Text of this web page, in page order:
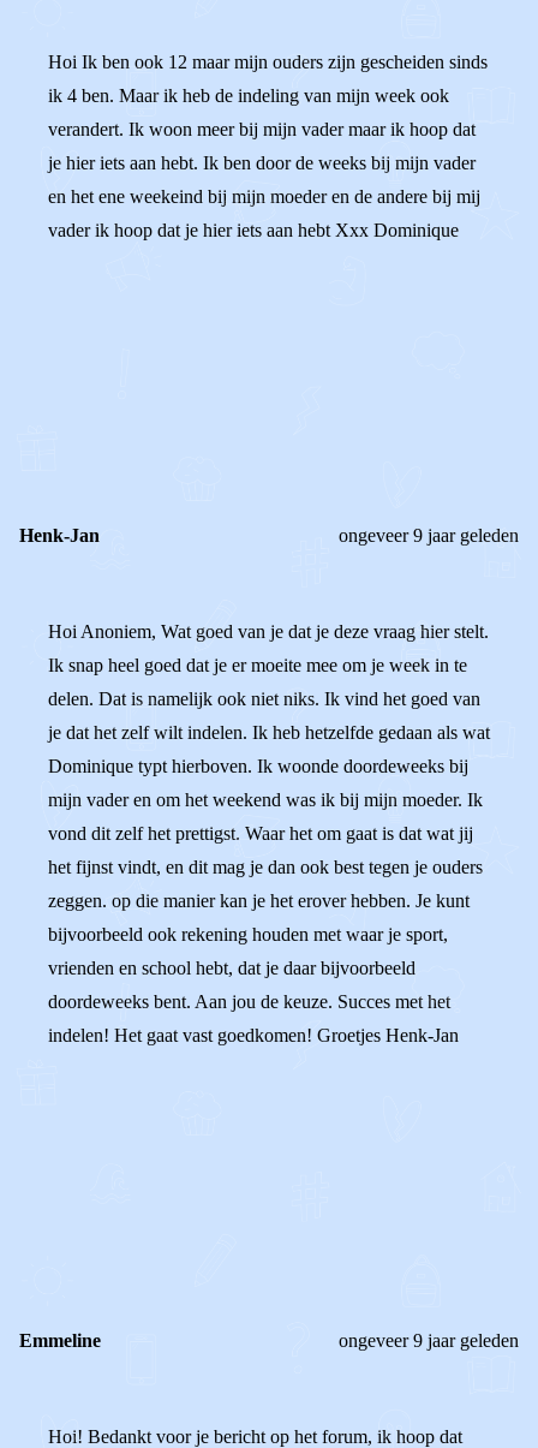
Hoi Ik ben ook 12 maar mijn ouders zijn gescheiden sinds
ik 4 ben. Maar ik heb de indeling van mijn week ook
verandert. Ik woon meer bij mijn vader maar ik hoop dat
je hier iets aan hebt. Ik ben door de weeks bij mijn vader
en het ene weekeind bij mijn moeder en de andere bij mij
vader ik hoop dat je hier iets aan hebt Xxx Dominique
Henk-Jan ongeveer 9 jaar geleden
Hoi Anoniem, Wat goed van je dat je deze vraag hier stelt.
Ik snap heel goed dat je er moeite mee om je week in te
delen. Dat is namelijk ook niet niks. Ik vind het goed van
je dat het zelf wilt indelen. Ik heb hetzelfde gedaan als wat
Dominique typt hierboven. Ik woonde doordeweeks bij
mijn vader en om het weekend was ik bij mijn moeder. Ik
vond dit zelf het prettigst. Waar het om gaat is dat wat jij
het fijnst vindt, en dit mag je dan ook best tegen je ouders
zeggen. op die manier kan je het erover hebben. Je kunt
bijvoorbeeld ook rekening houden met waar je sport,
vrienden en school hebt, dat je daar bijvoorbeeld
doordeweeks bent. Aan jou de keuze. Succes met het
indelen! Het gaat vast goedkomen! Groetjes Henk-Jan
Emmeline ongeveer 9 jaar geleden
Hoi! Bedankt voor je bericht op het forum, ik hoop dat